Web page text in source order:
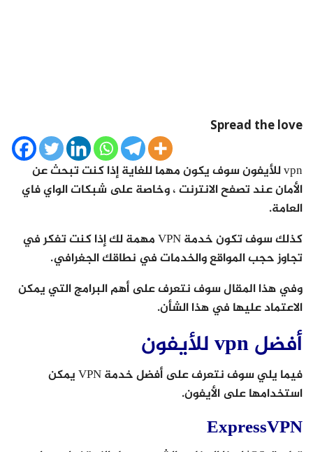
Spread the love
vpn للأيفون سوف يكون مهما للغاية إذا كنت تبحث عن
الأمان عند تصفح الانترنت ، وخاصة على شبكات الواي فاي
العامة.
كذلك سوف تكون خدمة VPN مهمة لك إذا كنت تفكر في
تجاوز حجب المواقع والخدمات في نطاقك الجغرافي.
وفي هذا المقال سوف نتعرف على أهم البرامج التي يمكن
الاعتماد عليها في هذا الشأن.
أفضل vpn للأيفون
فيما يلي سوف نتعرف على أفضل خدمة VPN يمكن
استخدامها على الأيفون.
ExpressVPN